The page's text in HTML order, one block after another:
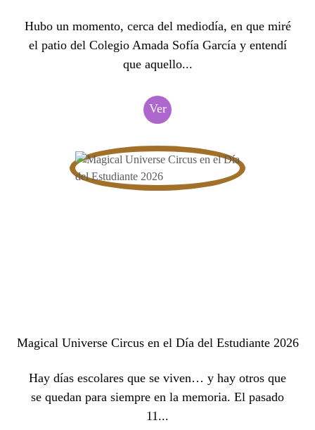
Hubo un momento, cerca del mediodía, en que miré
el patio del Colegio Amada Sofía García y entendí
que aquello...
Ver
Magical Universe Circus en el Día del Estudiante 2026
Hay días escolares que se viven… y hay otros que
se quedan para siempre en la memoria. El pasado
11...